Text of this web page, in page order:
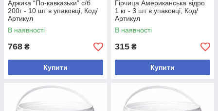
Аджика “По-кавказьки” с/б
200г - 10 шт в упаковці, Код/
Артикул
В наявності
768 ₴
Купити
Гірчица Американська відро
1 кг - 3 шт в упаковці, Код/
Артикул
В наявності
315 ₴
Купити